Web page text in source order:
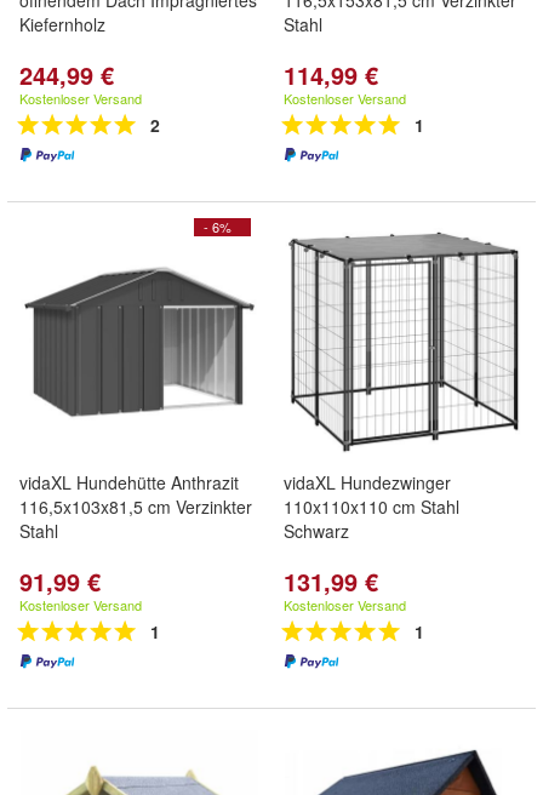
Kiefernholz
244,99 €
Kostenloser Versand
2
Stahl
114,99 €
Kostenloser Versand
1
- 6%
vidaXL Hundehütte Anthrazit
116,5x103x81,5 cm Verzinkter
Stahl
91,99 €
Kostenloser Versand
1
vidaXL Hundezwinger
110x110x110 cm Stahl
Schwarz
131,99 €
Kostenloser Versand
1